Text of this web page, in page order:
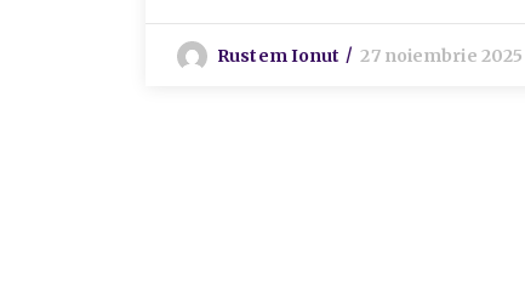
Rustem Ionut 27 noiembrie 2025